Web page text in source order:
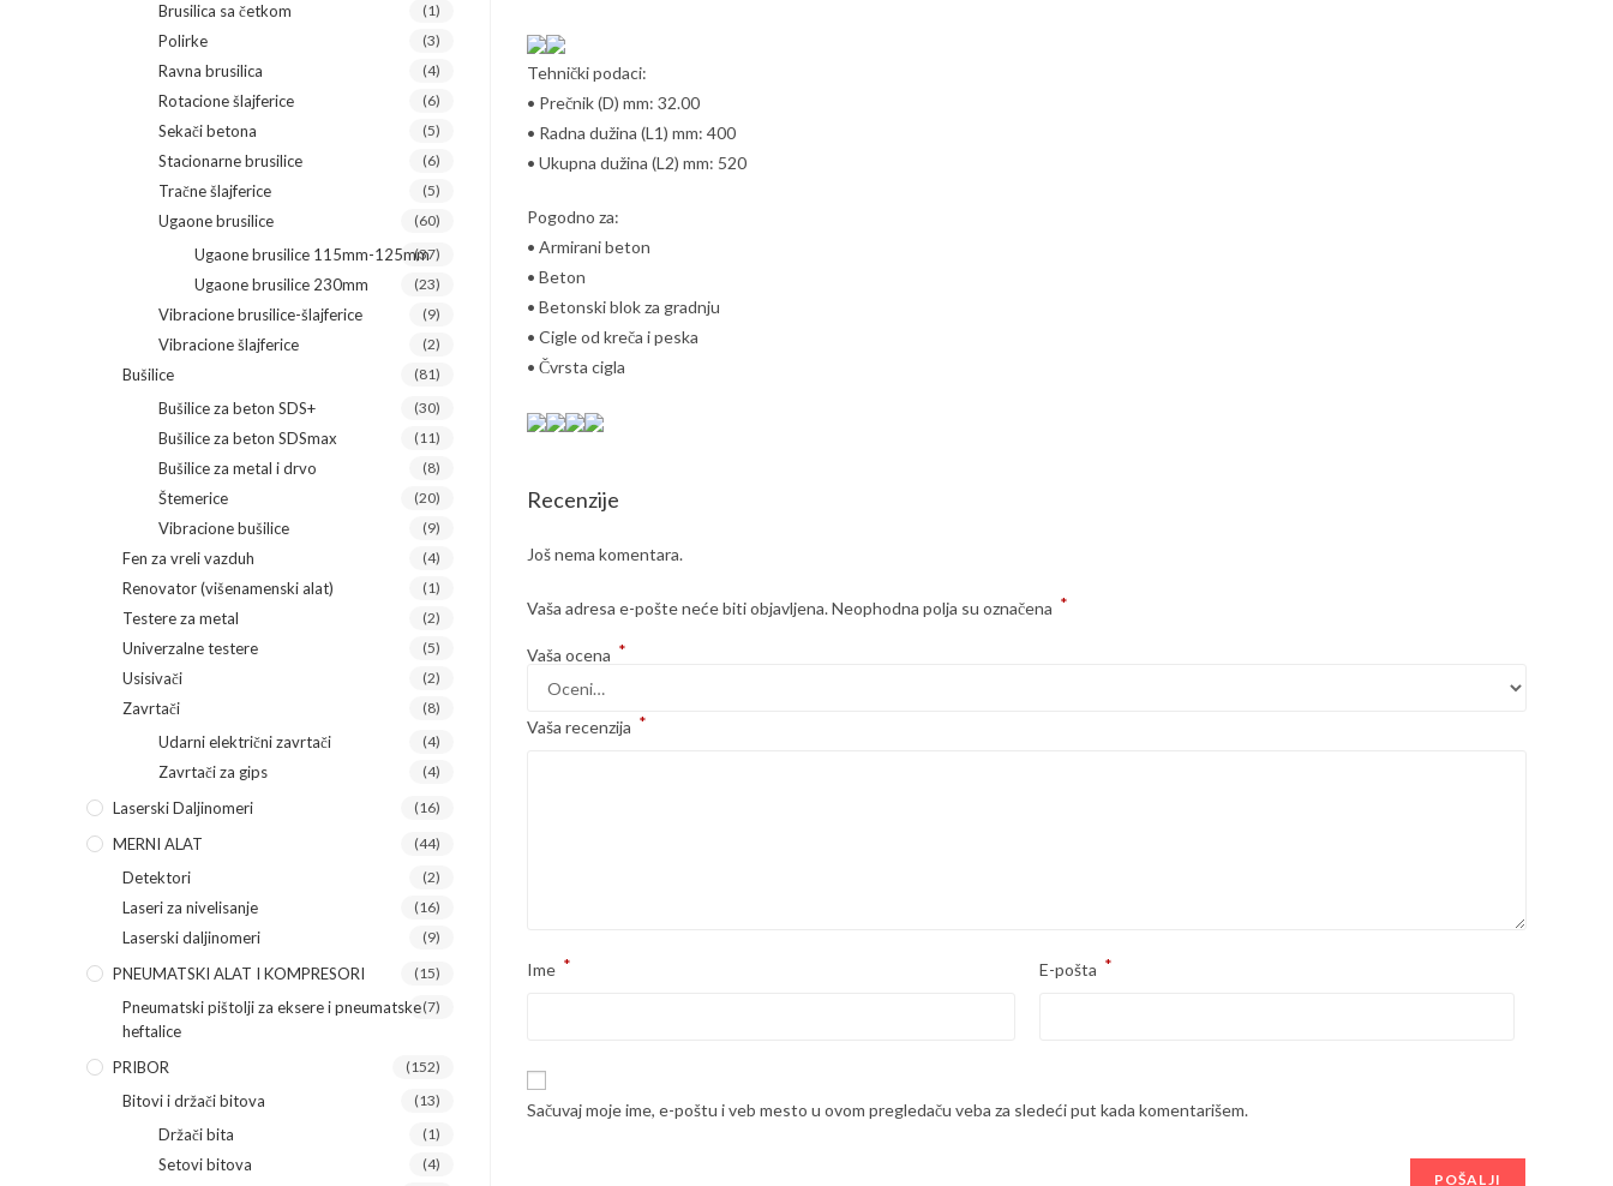
Tehnički podaci:
• Prečnik (D) mm: 32.00
• Radna dužina (L1) mm: 400
• Ukupna dužina (L2) mm: 520
Pogodno za:
• Armirani beton
• Beton
• Betonski blok za gradnju
• Cigle od kreča i peska
• Čvrsta cigla
Recenzije
Još nema komentara.
Vaša adresa e-pošte neće biti objavljena.Neophodna polja su označena *
Vaša ocena *
Vaša recenzija *
Ime * E-pošta *
Sačuvaj moje ime, e-poštu i veb mesto u ovom pregledaču veba za sledeći put kada komentarišem.
Brusilica sa četkom (1)
Polirke (3)
Ravna brusilica (4)
Rotacione šlajferice (6)
Sekači betona (5)
Stacionarne brusilice (6)
Tračne šlajferice (5)
Ugaone brusilice (60)
Ugaone brusilice 115mm-125mm
(37)
Ugaone brusilice 230mm (23)
Vibracione brusilice-šlajferice (9)
Vibracione šlajferice (2)
Bušilice (81)
Bušilice za beton SDS+ (30)
Bušilice za beton SDSmax (11)
Bušilice za metal i drvo (8)
Štemerice (20)
Vibracione bušilice (9)
Fen za vreli vazduh (4)
Renovator (višenamenski alat) (1)
Testere za metal (2)
Univerzalne testere (5)
Usisivači (2)
Zavrtači (8)
Udarni električni zavrtači (4)
Zavrtači za gips (4)
Laserski Daljinomeri (16)
MERNI ALAT (44)
Detektori (2)
Laseri za nivelisanje (16)
Laserski daljinomeri (9)
PNEUMATSKI ALAT I KOMPRESORI (15)
Pneumatski pištolji za eksere i pneumatske
heftalice
(7)
PRIBOR (152)
Bitovi i držači bitova (13)
Držači bita (1)
Setovi bitova (4)